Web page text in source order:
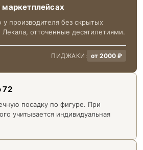
производителя без скрытых
отточенные десятилетиями.
ПИДЖАКИ: от 2000 ₽
72
посадку по фигуре. При
учитывается индивидуальная